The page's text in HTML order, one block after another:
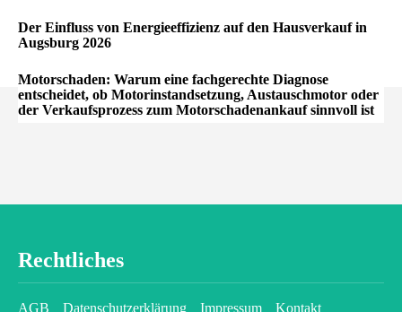
Der Einfluss von Energieeffizienz auf den Hausverkauf in
Augsburg 2026
Motorschaden: Warum eine fachgerechte Diagnose
entscheidet, ob Motorinstandsetzung, Austauschmotor oder
der Verkaufsprozess zum Motorschadenankauf sinnvoll ist
Rechtliches
AGB Datenschutzerklärung Impressum Kontakt